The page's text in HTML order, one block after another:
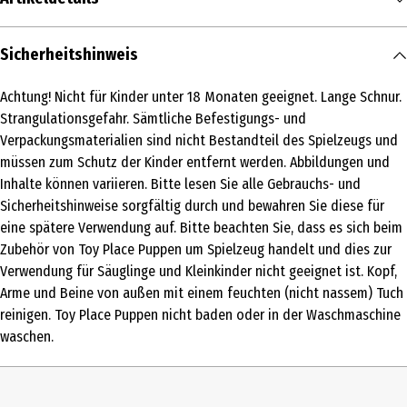
Inhalt
Produkttyp
Weichpuppen
Altersempfehlung ab
2 Jahre
Artikelnummer des Herstellers
Farbe
hellblau, rosa, pink
Sicherheitshinweis
Achtung! Nicht für Kinder unter 18 Monaten geeignet. Lange Schnur.
Strangulationsgefahr. Sämtliche Befestigungs- und
Verpackungsmaterialien sind nicht Bestandteil des Spielzeugs und
müssen zum Schutz der Kinder entfernt werden. Abbildungen und
Inhalte können variieren. Bitte lesen Sie alle Gebrauchs- und
Sicherheitshinweise sorgfältig durch und bewahren Sie diese für
eine spätere Verwendung auf. Bitte beachten Sie, dass es sich beim
Zubehör von Toy Place Puppen um Spielzeug handelt und dies zur
Verwendung für Säuglinge und Kleinkinder nicht geeignet ist. Kopf,
Arme und Beine von außen mit einem feuchten (nicht nassem) Tuch
reinigen. Toy Place Puppen nicht baden oder in der Waschmaschine
waschen.